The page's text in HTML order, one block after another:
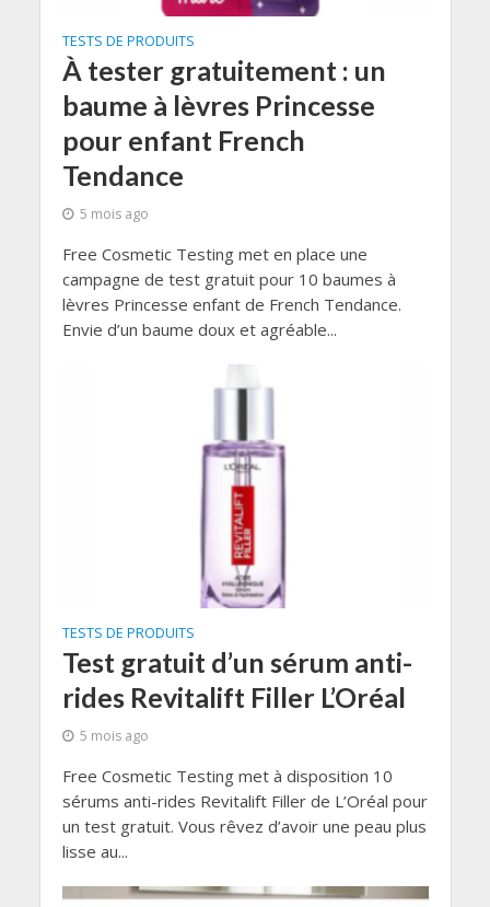
TESTS DE PRODUITS
À tester gratuitement : un
baume à lèvres Princesse
pour enfant French
Tendance
5 mois ago
Free Cosmetic Testing met en place une
campagne de test gratuit pour 10 baumes à
lèvres Princesse enfant de French Tendance.
Envie d’un baume doux et agréable...
TESTS DE PRODUITS
Test gratuit d’un sérum anti-
rides Revitalift Filler L’Oréal
5 mois ago
Free Cosmetic Testing met à disposition 10
sérums anti-rides Revitalift Filler de L’Oréal pour
un test gratuit. Vous rêvez d’avoir une peau plus
lisse au...